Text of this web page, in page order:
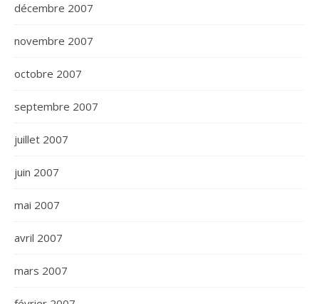
décembre 2007
novembre 2007
octobre 2007
septembre 2007
juillet 2007
juin 2007
mai 2007
avril 2007
mars 2007